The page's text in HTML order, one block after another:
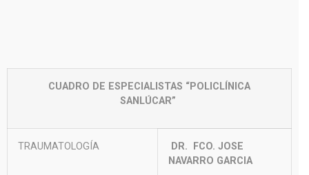
CUADRO DE ESPECIALISTAS “POLICLÍNICA
SANLÚCAR”
TRAUMATOLOGÍA
DR. FCO. JOSE
NAVARRO GARCIA